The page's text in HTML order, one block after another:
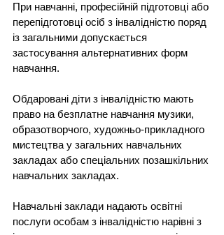
При навчанні, професійній підготовці або
перепідготовці осіб з інвалідністю поряд
із загальними допускається
застосування альтернативних форм
навчання.
Обдаровані діти з інвалідністю мають
право на безплатне навчання музики,
образотворчого, художньо-прикладного
мистецтва у загальних навчальних
закладах або спеціальних позашкільних
навчальних закладах.
Навчальні заклади надають освітні
послуги особам з інвалідністю нарівні з